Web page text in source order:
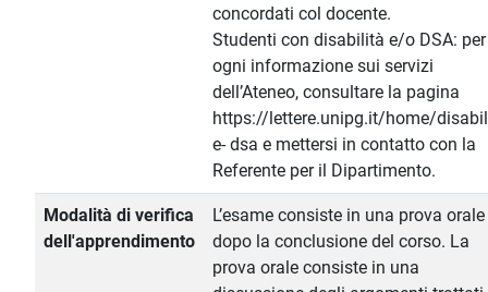
concordati col docente.
Studenti con disabilità e/o DSA: per
ogni informazione sui servizi
dell’Ateneo, consultare la pagina
https://lettere.unipg.it/home/
e- dsa e mettersi in contatto con la
Referente per il Dipartimento.
Modalità di verifica
dell'apprendimento
L’esame consiste in una prova orale
dopo la conclusione del corso. La
prova orale consiste in una